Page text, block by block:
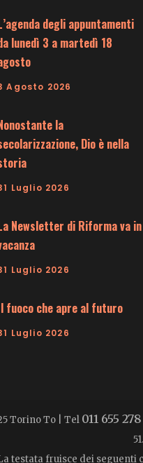
degli appuntamenti
lunedì 3 a martedì 18
Agosto 2026
la
Dio è nella
Luglio 2026
Newsletter di Riforma va in
Luglio 2026
fuoco che apre al futuro
Luglio 2026
Torino To | Tel 011 655 278
testata fruisce dei seguenti